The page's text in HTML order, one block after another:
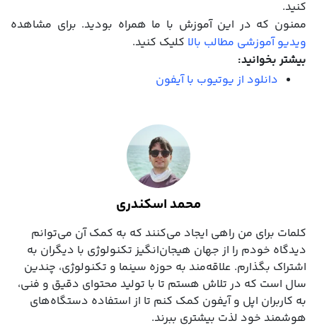
کنید.
ممنون که در این آموزش با ما همراه بودید. برای مشاهده
ویدیو آموزشی مطالب بالا کلیک کنید.
بیشتر بخوانید:
دانلود از یوتیوب با آیفون
محمد اسکندری
کلمات برای من راهی ایجاد می‌کنند که به کمک آن می‌توانم
دیدگاه خودم را از جهان هیجان‌انگیز تکنولوژی با دیگران به
اشتراک بگذارم. علاقه‌مند به حوزه سینما و تکنولوژی، چندین
سال است که در تلاش هستم تا با تولید محتوای دقیق و فنی،
به کاربران اپل و آیفون کمک کنم تا از استفاده دستگاه‌های
هوشمند خود لذت بیشتری ببرند.